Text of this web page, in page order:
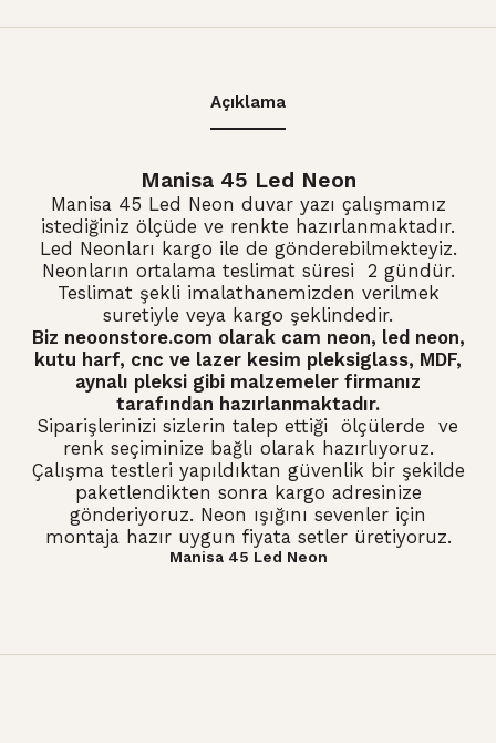
Açıklama
Manisa 45 Led Neon
Manisa 45 Led Neon duvar yazı çalışmamız
istediğiniz ölçüde ve renkte hazırlanmaktadır.
Led Neonları kargo ile de gönderebilmekteyiz.
Neonların ortalama teslimat süresi 2 gündür.
Teslimat şekli imalathanemizden verilmek
suretiyle veya kargo şeklindedir.
Biz neoonstore.com olarak cam neon, led neon,
kutu harf, cnc ve lazer kesim pleksiglass, MDF,
aynalı pleksi gibi malzemeler firmanız
tarafından hazırlanmaktadır.
Siparişlerinizi sizlerin talep ettiği ölçülerde ve
renk seçiminize bağlı olarak hazırlıyoruz.
Çalışma testleri yapıldıktan güvenlik bir şekilde
paketlendikten sonra kargo adresinize
gönderiyoruz. Neon ışığını sevenler için
montaja hazır uygun fiyata setler üretiyoruz.
Manisa 45 Led Neon